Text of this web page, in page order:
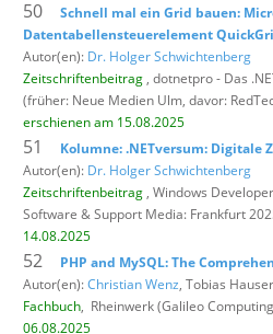
50
Schnell mal ein Grid bauen:
Datentabellensteuerelement
Autor(en): Dr. Holger Schwichtenberg
Zeitschriftenbeitrag , dotnetpro - Das
(früher: Neue Medien Ulm, davor:
erschienen am 15.08.2025
51
Kolumne: .NETversum: Digitale
Autor(en): Dr. Holger Schwichtenberg
Zeitschriftenbeitrag , Windows
Software & Support Media: Frankfurt
14.08.2025
52
PHP and MySQL: The
Autor(en):Christian Wenz, Tobias Hauser
Fachbuch, Rheinwerk (Galileo
06.08.2025